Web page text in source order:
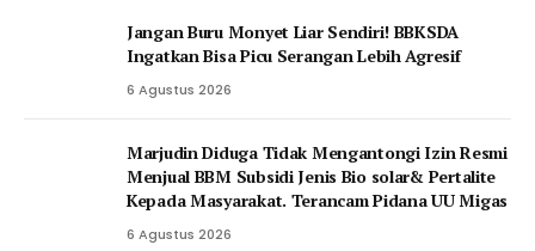
Jangan Buru Monyet Liar Sendiri! BBKSDA
Ingatkan Bisa Picu Serangan Lebih Agresif
6 Agustus 2026
Marjudin Diduga Tidak Mengantongi Izin Resmi
Menjual BBM Subsidi Jenis Bio solar& Pertalite
Kepada Masyarakat. Terancam Pidana UU Migas
6 Agustus 2026